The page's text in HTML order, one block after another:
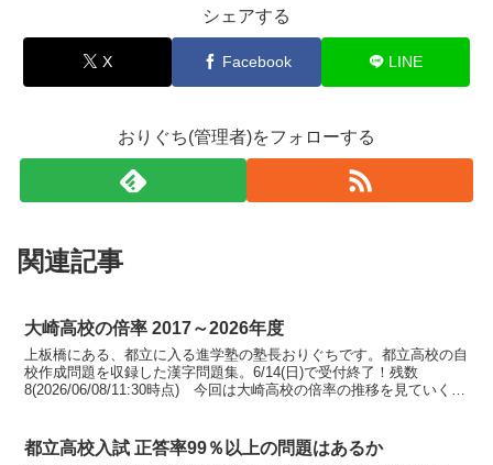
シェアする
X Facebook LINE
おりぐち(管理者)をフォローする
関連記事
大崎高校の倍率 2017～2026年度
上板橋にある、都立に入る進学塾の塾長おりぐちです。都立高校の自
校作成問題を収録した漢字問題集。6/14(日)で受付終了！残数
8(2026/06/08/11:30時点) 今回は大崎高校の倍率の推移を見ていく。
都立高校入試 正答率99％以上の問題はあるか